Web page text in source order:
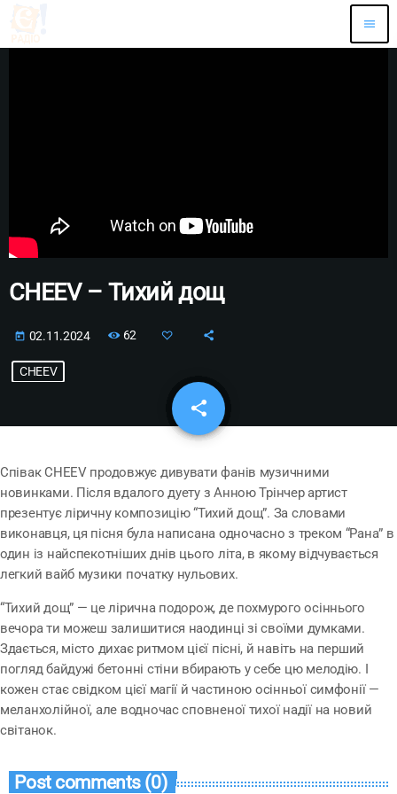
menu
CHEEV – Тихий дощ
today 02.11.2024 62
CHEEV
share
email
Співак CHEEV продовжує дивувати фанів музичними
новинками. Після вдалого дуету з Анною Трінчер артист
презентує ліричну композицію “Тихий дощ”. За словами
виконавця, ця пісня була написана одночасно з треком “Рана” в
один із найспекотніших днів цього літа, в якому відчувається
легкий вайб музики початку нульових.
“Тихий дощ” — це лірична подорож, де похмурого осіннього
вечора ти можеш залишитися наодинці зі своїми думками.
Здається, місто дихає ритмом цієї пісні, й навіть на перший
погляд байдужі бетонні стіни вбирають у себе цю мелодію. І
кожен стає свідком цієї магії й частиною осінньої симфонії —
меланхолійної, але водночас сповненої тихої надії на новий
світанок.
Post comments (0)